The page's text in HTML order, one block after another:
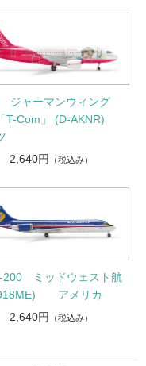
ジャーマンウィング
Com」 (D-AKNR)
2,640円
（税込み）
200 ミッドウェスト航
アメリカ
2,640円
（税込み）